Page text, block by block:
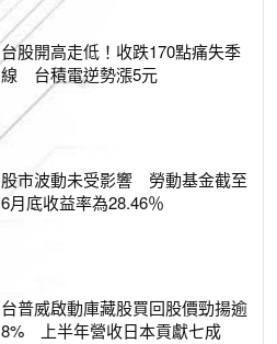
台股開高走低！收跌170點痛失季
線 台積電逆勢漲5元
股市波動未受影響 勞動基金截至
6月底收益率為28.46％
台普威啟動庫藏股買回股價勁揚逾
8% 上半年營收日本貢獻七成